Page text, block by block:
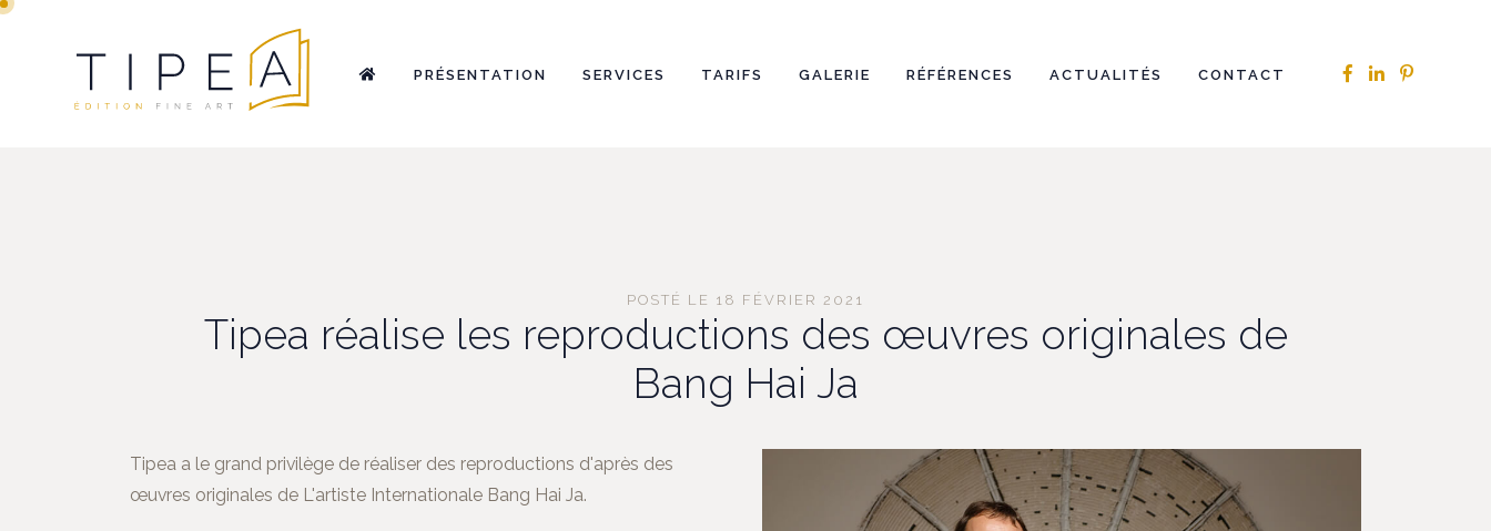
PRÉSENTATION SERVICES TARIFS GALERIE RÉFÉRENCES ACTUALITÉS CONTACT
POSTÉ LE 18 FÉVRIER 2021
Tipea réalise les reproductions des œuvres originales de
Bang Hai Ja
Tipea a le grand privilège de réaliser des reproductions d'après des
œuvres originales de L'artiste Internationale Bang Hai Ja.